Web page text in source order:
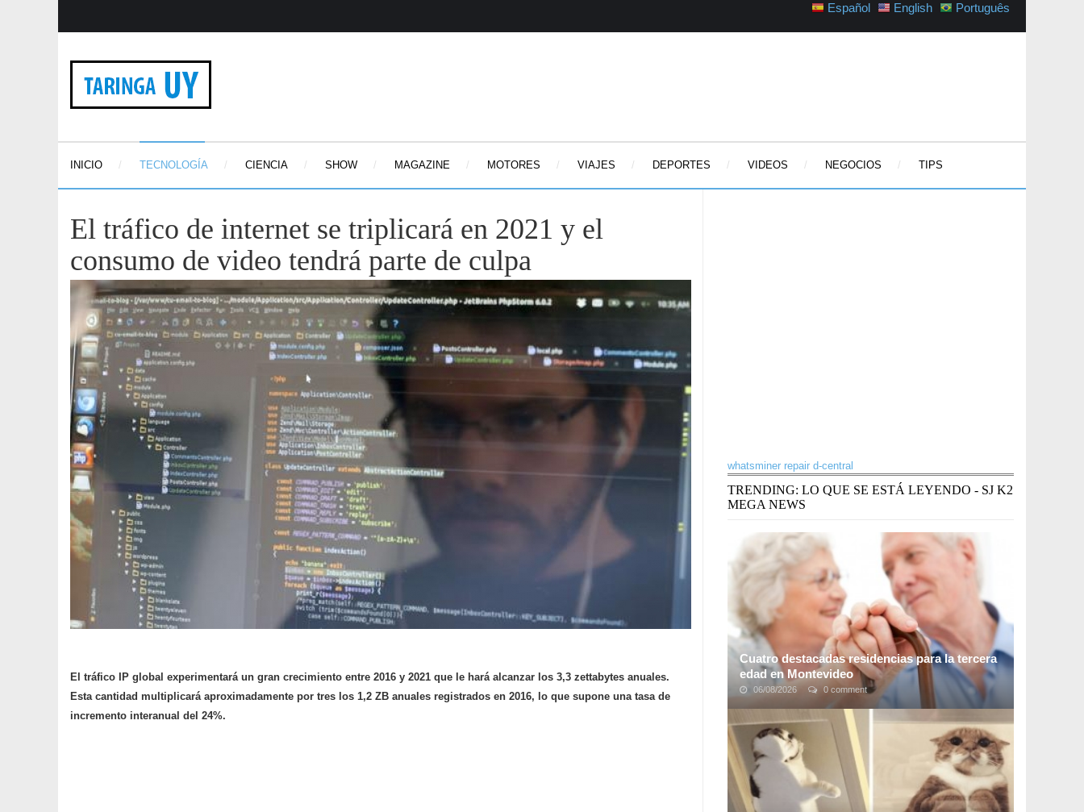
Español English Português
INICIO TECNOLOGÍA CIENCIA SHOW MAGAZINE MOTORES VIAJES DEPORTES VIDEOS NEGOCIOS TIPS
El tráfico de internet se triplicará en 2021 y el
consumo de video tendrá parte de culpa
El tráfico IP global experimentará un gran crecimiento entre 2016 y 2021 que le hará alcanzar los 3,3 zettabytes anuales.
Esta cantidad multiplicará aproximadamente por tres los 1,2 ZB anuales registrados en 2016, lo que supone una tasa de
incremento interanual del 24%.
whatsminer repair d-central
TRENDING: LO QUE SE ESTÁ LEYENDO - SJ K2
MEGA NEWS
Cuatro destacadas residencias para la tercera
edad en Montevideo
06/08/2026 0 comment
Las residencias para la tercera edad en Montevideo no
son sólo un lugar para vivir, ofrecen un entorno
acogedor donde las personas pueden continuar ...